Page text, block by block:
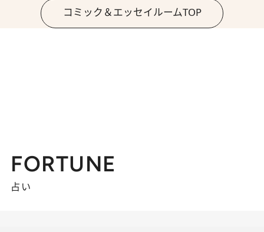
コミック＆エッセイルームTOP
FORTUNE
占い